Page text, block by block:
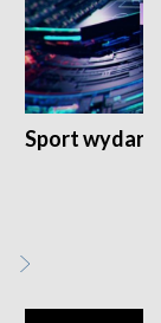
Sport